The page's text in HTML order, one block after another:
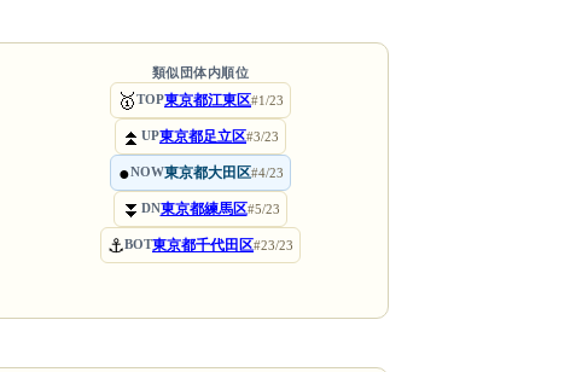
類似団体内順位
🥇TOP東京都江東区#1/23
⏫ UP東京都足立区#3/23
●NOW東京都大田区#4/23
⏬ DN東京都練馬区#5/23
⚓BOT東京都千代田区#23/23